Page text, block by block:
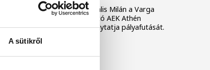
A sütikről
A magyar válogatott Vitális Milán a Varga
Barnabást is foglalkoztató AEK Athén
labdarúgócsapatában folytatja pályafutását.